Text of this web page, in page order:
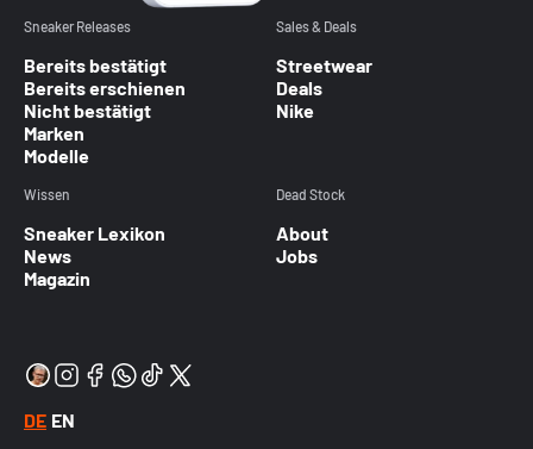
Sneaker Releases
Bereits bestätigt
Bereits erschienen
Nicht bestätigt
Marken
Modelle
Sales & Deals
Streetwear
Deals
Nike
Wissen
Sneaker Lexikon
News
Magazin
Dead Stock
About
Jobs
DE EN